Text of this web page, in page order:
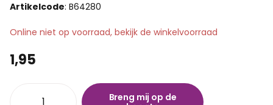
Artikelcode: B64280
Online niet op voorraad, bekijk de winkelvoorraad
1,95
Breng mij op de